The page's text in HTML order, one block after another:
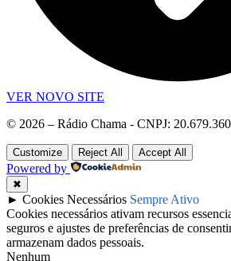
VER NOVO SITE
© 2026 – Rádio Chama - CNPJ:
Customize Reject All Accept All
Powered by
✖
► Cookies Necessários Sempre Ativo
Cookies necessários ativam recursos
seguros e ajustes de preferências de
armazenam dados pessoais.
Nenhum